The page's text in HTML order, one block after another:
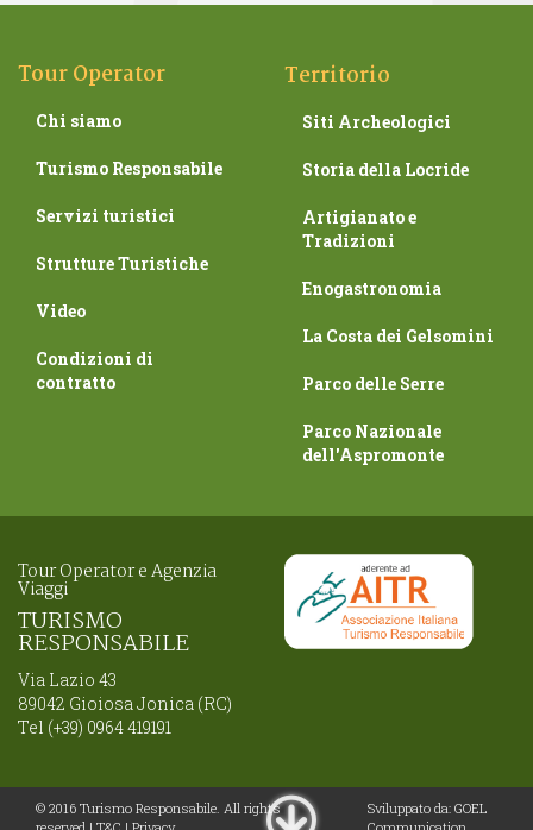
Tour Operator
Chi siamo
Turismo Responsabile
Servizi turistici
Strutture Turistiche
Video
Condizioni di
contratto
Territorio
Siti Archeologici
Storia della Locride
Artigianato e
Tradizioni
Enogastronomia
La Costa dei Gelsomini
Parco delle Serre
Parco Nazionale
dell'Aspromonte
Tour Operator e Agenzia
Viaggi
TURISMO
RESPONSABILE
Via Lazio 43
89042 Gioiosa Jonica (RC)
Tel (+39) 0964 419191
© 2016 Turismo Responsabile. All rights
Sviluppato da: GOEL